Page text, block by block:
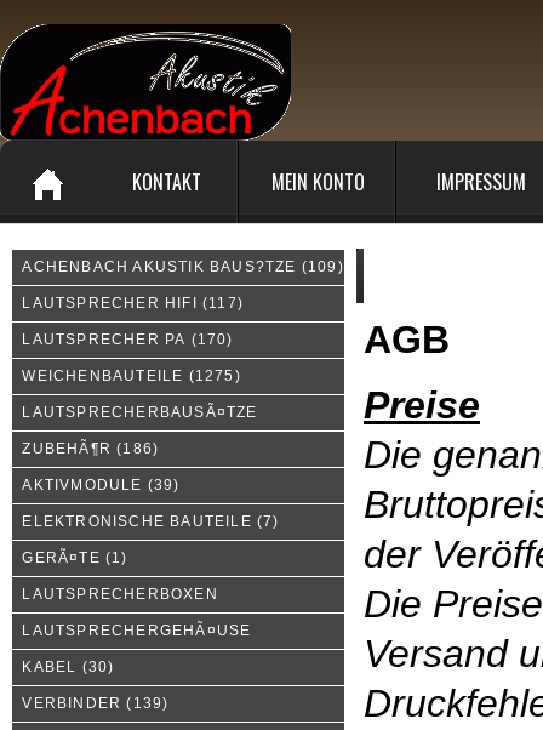
KONTAKT MEIN KONTO IMPRESSUM
ACHENBACH AKUSTIK BAUS?TZE (109)
LAUTSPRECHER HIFI (117)
LAUTSPRECHER PA (170)
WEICHENBAUTEILE (1275)
LAUTSPRECHERBAUSÃ¤TZE
ZUBEHÃ¶R (186)
AKTIVMODULE (39)
ELEKTRONISCHE BAUTEILE (7)
GERÃ¤TE (1)
LAUTSPRECHERBOXEN
LAUTSPRECHERGEHÃ¤USE
KABEL (30)
VERBINDER (139)
AGB
Preise
Die
der
Die
Versand